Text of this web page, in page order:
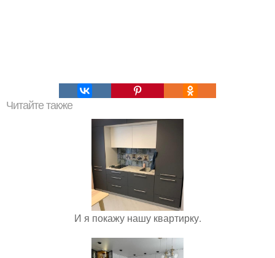
Читайте также
И я покажу нашу квартирку.